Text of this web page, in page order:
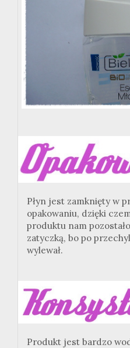
Płyn jest zamknięty w
opakowaniu, dzięki
produktu nam
zatyczką, bo po
wylewał.
Produkt jest bardzo